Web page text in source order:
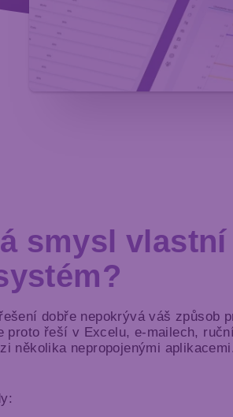
smysl vlastní
dobře nepokrývá váš způsob
proto řeší v Excelu, e-mailech,
několika nepropojenými